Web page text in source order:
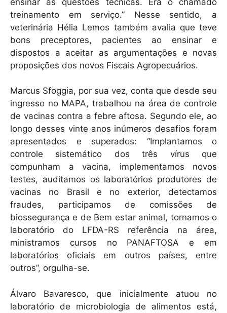
treinamento em serviço.” Nesse sentido, a
veterinária Hélia Lemos também avalia que teve
bons preceptores, pacientes ao ensinar e
dispostos a aceitar as argumentações e novas
proposições dos novos Fiscais Agropecuários.
Marcus Sfoggia, por sua vez, conta que desde seu
ingresso no MAPA, trabalhou na área de controle
de vacinas contra a febre aftosa. Segundo ele, ao
longo desses vinte anos inúmeros desafios foram
apresentados e superados: “Implantamos o
controle sistemático dos três vírus que
compunham a vacina, implementamos novos
testes, auditamos os laboratórios produtores de
vacinas no Brasil e no exterior, detectamos
fraudes, participamos de comissões de
biossegurança e de Bem estar animal, tornamos o
laboratório do LFDA-RS referência na área,
ministramos cursos no PANAFTOSA e em
laboratórios oficiais em outros países, entre
outros”, orgulha-se.
Álvaro Bavaresco, que inicialmente atuou no
laboratório de microbiologia de alimentos está,